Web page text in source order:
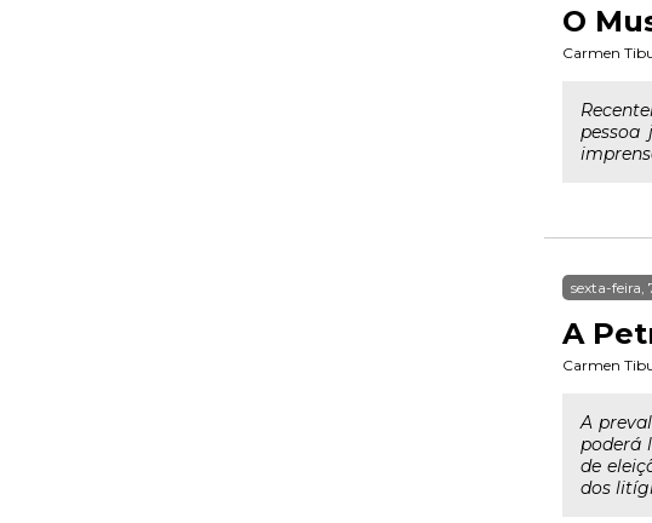
O
Carmen
pessoa
sexta-feira,
A
Carmen
A
poderá
de
dos